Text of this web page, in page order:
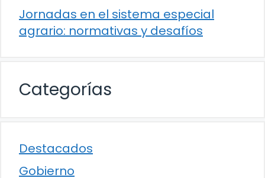
Jornadas en el sistema especial
agrario: normativas y desafíos
Categorías
Destacados
Gobierno